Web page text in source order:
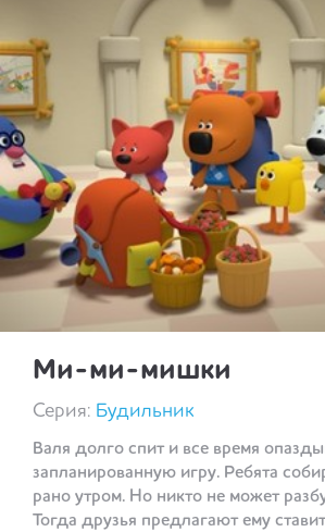
Ми-ми-мишки
Серия: Будильник
Валя долго спит и все время
запланированную игру. Ребята
рано утром. Но никто не может
Тогда друзья предлагают ему